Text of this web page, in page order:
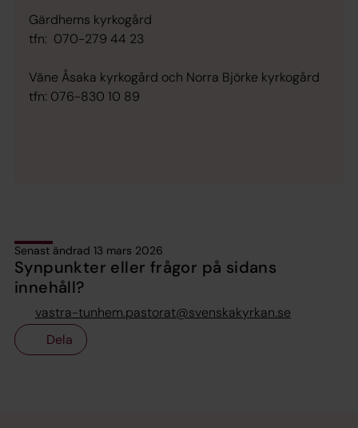
Gärdhems kyrkogård
tfn: 070-279 44 23
Väne Åsaka kyrkogård och Norra Björke kyrkogård
tfn: 076-830 10 89
Senast ändrad 13 mars 2026
Synpunkter eller frågor på sidans
innehåll?
vastra-tunhem.pastorat@svenskakyrkan.se
Dela